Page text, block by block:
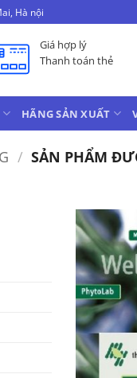
Hà nội
Giá hợp lý
Thanh toán thẻ
HÃNG SẢN XUẤT
/ SẢN PHẨM